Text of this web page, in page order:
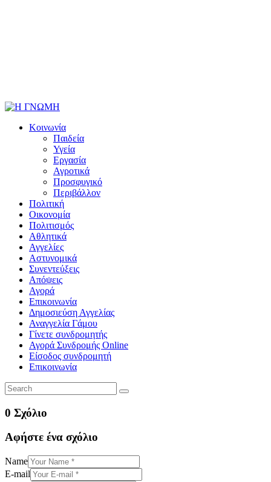
Κοινωνία
Παιδεία
Υγεία
Εργασία
Αγροτικά
Προσφυγικό
Περιβάλλον
Πολιτική
Οικονομία
Πολιτισμός
Αθλητικά
Αγγελίες
Αστυνομικά
Συνεντεύξεις
Απόψεις
Αγορά
Επικοινωνία
Δημοσιεύση Αγγελίας
Αναγγελία Γάμου
Γίνετε συνδρομητής
Αγορά Συνδρομής Online
Είσοδος συνδρομητή
Επικοινωνία
0 Σχόλιο
Αφήστε ένα σχόλιο
Name
E-mail